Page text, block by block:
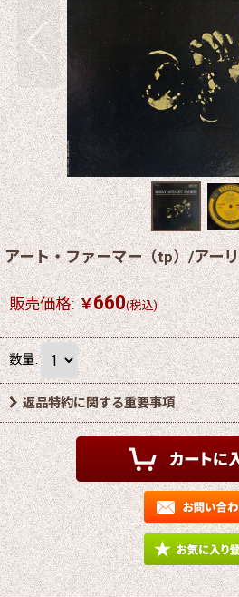
アート・ファーマー（tp）/アー
販売価格: ￥660(税込)
数量:
返品特約に関する重要事項